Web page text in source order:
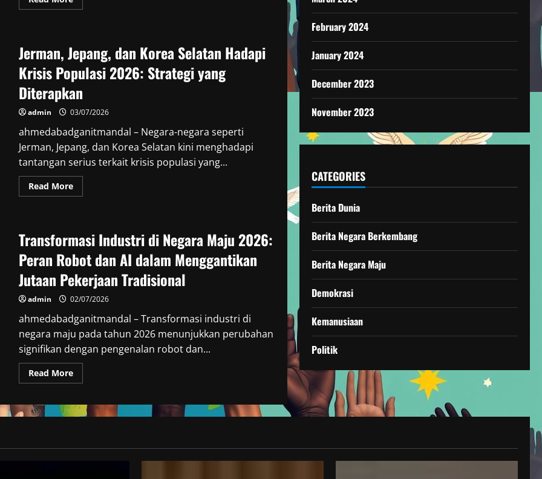
more
Maju
2026:
Mencapai
Rekor
Investasi
Energi
Bersih
Tertinggi
Jerman, Jepang, dan Korea Selatan Hadapi
Krisis Populasi 2026: Strategi yang
Diterapkan
admin 03/07/2026
ahmedabadganitmandal – Negara-negara seperti
Jerman, Jepang, dan Korea Selatan kini menghadapi
tantangan serius terkait krisis populasi yang...
Read MoreRead
more
Korea
Selatan
Hadapi
Krisis
Populasi
2026:
Strategi
yang
Diterapkan
Transformasi Industri di Negara Maju 2026:
Peran Robot dan AI dalam Menggantikan
Jutaan Pekerjaan Tradisional
admin 02/07/2026
ahmedabadganitmandal – Transformasi industri di
negara maju pada tahun 2026 menunjukkan perubahan
signifikan dengan pengenalan robot dan...
Read MoreRead
more
Industri
di
Peran
February 2024
January 2024
December 2023
November 2023
CATEGORIES
Berita Dunia
Berita Negara Berkembang
Berita Negara Maju
Demokrasi
Kemanusiaan
Politik